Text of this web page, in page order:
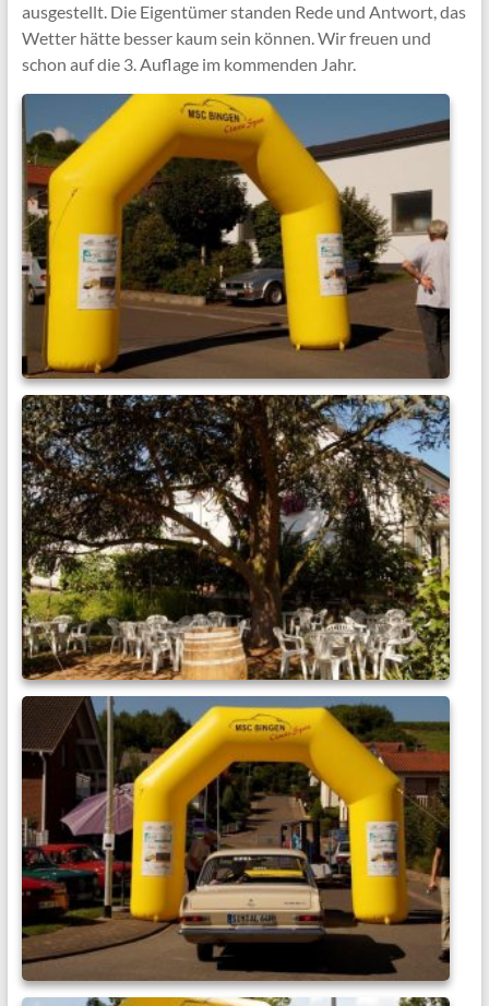
ausgestellt. Die Eigentümer standen Rede und Antwort, das
Wetter hätte besser kaum sein können. Wir freuen und
schon auf die 3. Auflage im kommenden Jahr.